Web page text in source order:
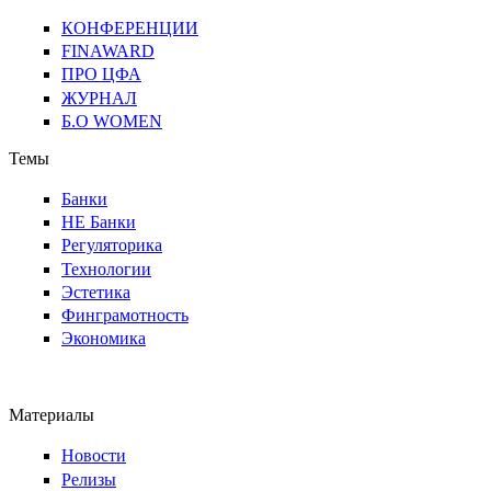
КОНФЕРЕНЦИИ
FINAWARD
ПРО ЦФА
ЖУРНАЛ
Б.О WOMEN
Темы
Банки
НЕ Банки
Регуляторика
Технологии
Эстетика
Финграмотность
Экономика
Материалы
Новости
Релизы